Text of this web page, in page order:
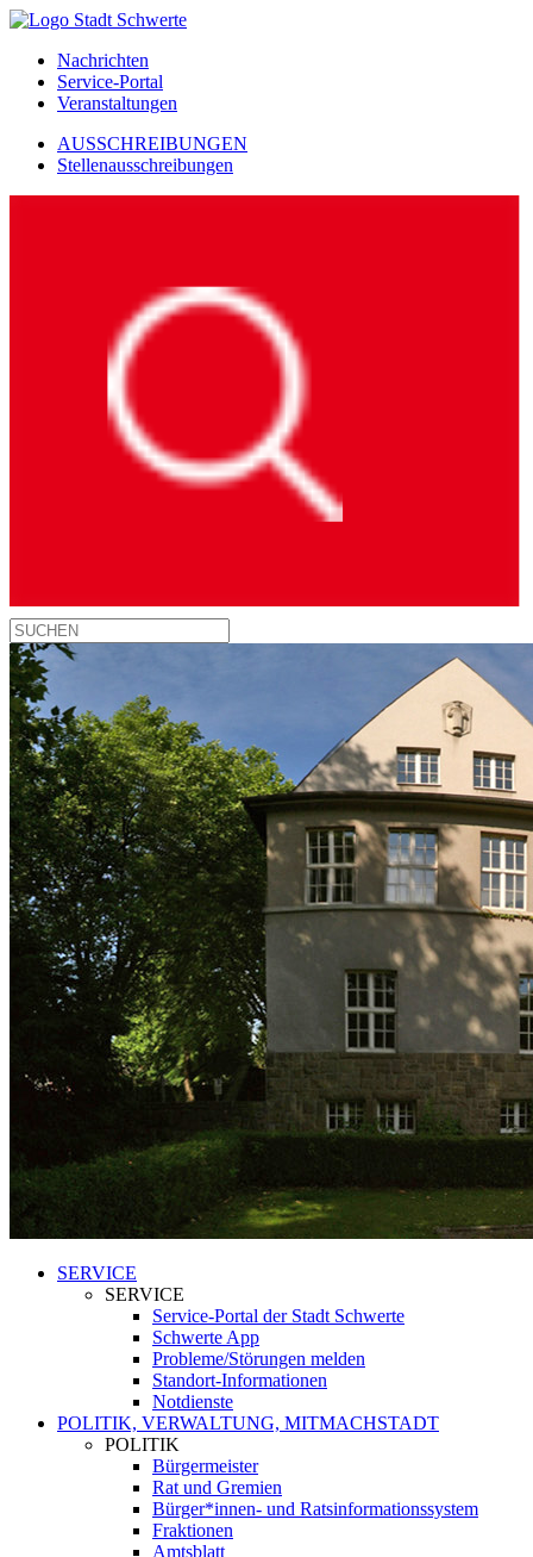
Nachrichten
Service-Portal
Veranstaltungen
AUSSCHREIBUNGEN
Stellenausschreibungen
SERVICE
SERVICE
Service-Portal der Stadt Schwerte
Schwerte App
Probleme/Störungen melden
Standort-Informationen
Notdienste
POLITIK, VERWALTUNG, MITMACHSTADT
POLITIK
Bürgermeister
Rat und Gremien
Bürger*innen- und Ratsinformationssystem
Fraktionen
Amtsblatt